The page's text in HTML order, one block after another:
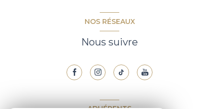
NOS RÉSEAUX
Nous suivre